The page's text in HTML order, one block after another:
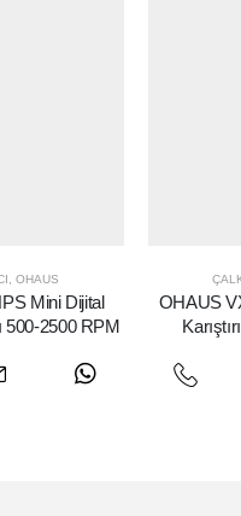
,OHAUS
Mini Dijital
500-2500 RPM
OHAUS